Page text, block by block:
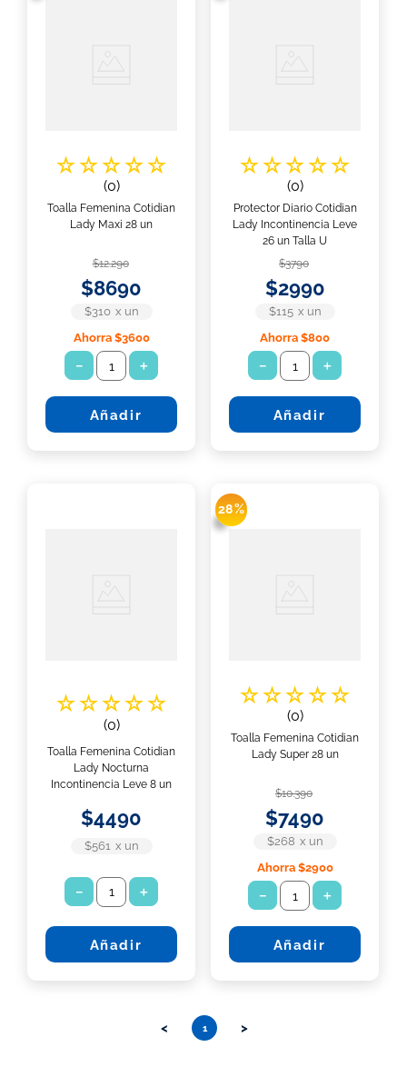
☆☆☆☆☆
(0)
Toalla Femenina Cotidian
Lady Maxi 28 un
$12.290
$8690
$310 x un
Ahorra $3600
＋
－
Añadir
☆☆☆☆☆
(0)
Protector Diario Cotidian
Lady Incontinencia Leve
26 un Talla U
$3790
$2990
$115 x un
Ahorra $800
＋
－
Añadir
☆☆☆☆☆
(0)
Toalla Femenina Cotidian
Lady Nocturna
Incontinencia Leve 8 un
$4490
$561 x un
＋
－
Añadir
28 %
☆☆☆☆☆
(0)
Toalla Femenina Cotidian
Lady Super 28 un
$10.390
$7490
$268 x un
Ahorra $2900
＋
－
Añadir
< 1 >